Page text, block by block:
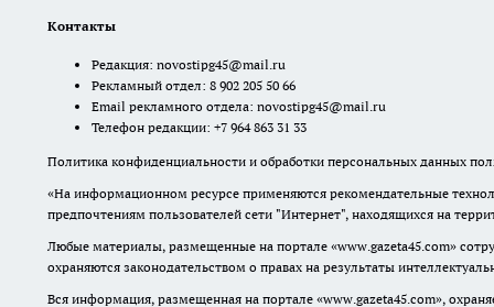
Контакты
Редакция: novostipg45@mail.ru
Рекламный отдел: 8 902 205 50 66
Email рекламного отдела: novostipg45@mail.ru
Телефон редакции: +7 964 863 31 33
Политика конфиденциальности и обработки персональных данных
«На информационном ресурсе применяются рекомендательные
предпочтениям пользователей сети "Интернет", находящихся на
Любые материалы, размещенные на портале «www.gazeta45.com»
охраняются законодательством о правах на результаты
Вся информация, размещенная на портале «www.gazeta45.com»,